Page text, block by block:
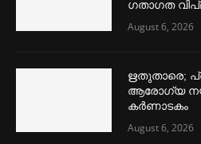
ഗതാഗത
August 6, 2026
ഋതുതാരെ;
ആരോഗ്യ
കര്‍ണാടകം
August 6, 2026